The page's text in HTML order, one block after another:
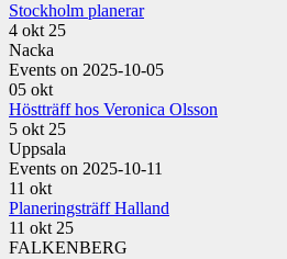
Stockholm planerar
4 okt 25
Nacka
Events on 2025-10-05
05 okt
Höstträff hos Veronica Olsson
5 okt 25
Uppsala
Events on 2025-10-11
11 okt
Planeringsträff Halland
11 okt 25
FALKENBERG